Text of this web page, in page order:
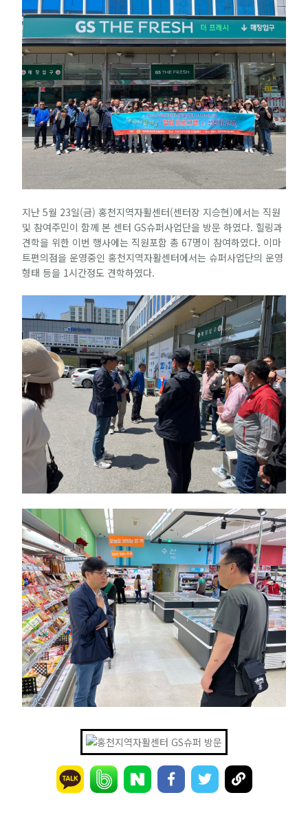
지난 5월 23일(금) 홍천지역자활센터(센터장 지승현)에서는 직원
및 참여주민이 함께 본 센터 GS슈퍼사업단을 방문 하였다. 힐링과
견학을 위한 이번 행사에는 직원포함 총 67명이 참여하였다. 이마
트편의점을 운영중인 홍천지역자활센터에서는 슈퍼사업단의 운영
형태 등을 1시간정도 견학하였다.